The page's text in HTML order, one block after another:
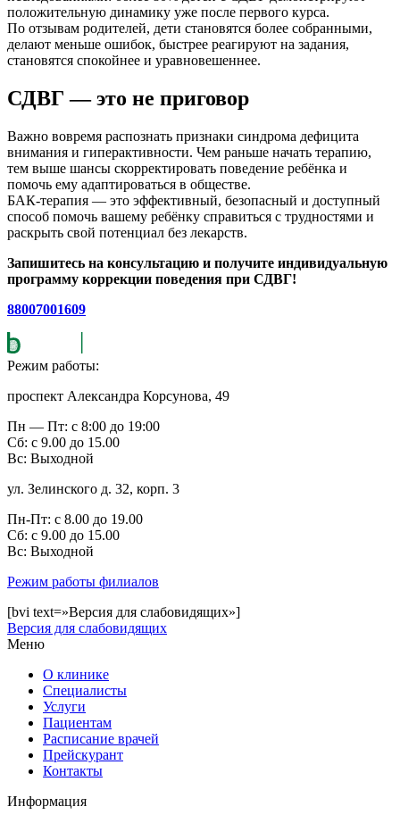
положительную динамику уже после первого курса.
По отзывам родителей, дети становятся более собранными,
делают меньше ошибок, быстрее реагируют на задания,
становятся спокойнее и уравновешеннее.
СДВГ — это не приговор
Важно вовремя распознать признаки синдрома дефицита
внимания и гиперактивности. Чем раньше начать терапию,
тем выше шансы скорректировать поведение ребёнка и
помочь ему адаптироваться в обществе.
БАК-терапия — это эффективный, безопасный и доступный
способ помочь вашему ребёнку справиться с трудностями и
раскрыть свой потенциал без лекарств.
Запишитесь на консультацию и получите индивидуальную
программу коррекции поведения при СДВГ!
88007001609
Режим работы:
проспект Александра Корсунова, 49
Пн — Пт: с 8:00 до 19:00
Сб: с 9.00 до 15.00
Вс: Выходной
ул. Зелинского д. 32, корп. 3
Пн-Пт: с 8.00 до 19.00
Сб: с 9.00 до 15.00
Bc: Выходной
Режим работы филиалов
[bvi text=»Версия для слабовидящих»]
Версия для слабовидящих
Меню
О клинике
Специалисты
Услуги
Пациентам
Расписание врачей
Прейскурант
Контакты
Информация